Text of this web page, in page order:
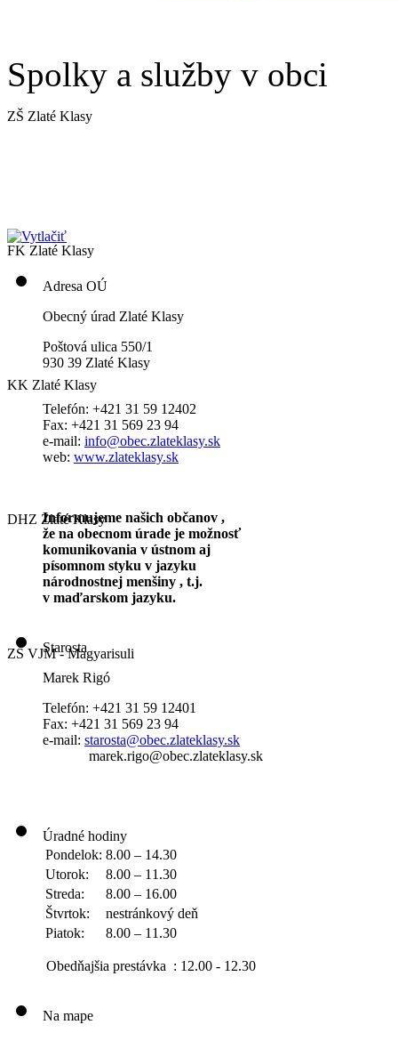
Spolky a služby v obci
ZŠ Zlaté Klasy
FK Zlaté Klasy
KK Zlaté Klasy
DHZ Zlaté Klasy
ZŠ VJM - Magyarisuli
Adresa OÚ
Obecný úrad Zlaté Klasy
Poštová ulica 550/1
930 39 Zlaté Klasy
Telefón: +421 31 59 12402
Fax: +421 31 569 23 94
e-mail: info@obec.zlateklasy.sk
web: www.zlateklasy.sk
Informujeme našich občanov ,
že na obecnom úrade je možnosť
komunikovania v ústnom aj
písomnom styku v jazyku
národnostnej menšiny , t.j.
v maďarskom jazyku.
Starosta
Marek Rigó
Telefón: +421 31 59 12401
Fax: +421 31 569 23 94
e-mail: starosta@obec.zlateklasy.sk
marek.rigo@obec.zlateklasy.sk
Úradné hodiny
Pondelok: 8.00 – 14.30
Utorok:
8.00 – 11.30
Streda:
8.00 – 16.00
Štvrtok:
nestránkový deň
Piatok:
8.00 – 11.30
Obedňajšia prestávka : 12.00 - 12.30
Na mape